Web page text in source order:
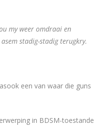
my weer omdraai en
stadig-stadig terugkry.
een van waar die guns
in BDSM-toestande